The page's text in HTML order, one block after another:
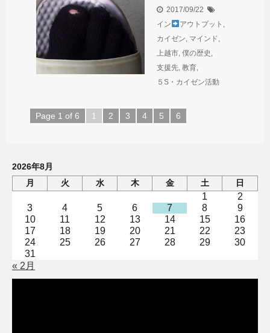
2017/09/22
イン
アウトプット ,
カイゼン, マインド,
上越市, 僕の歴史 ,
支援先, 教育,
５S・カイゼン活動
Page 1 of 6 1 2 3 4 5 6
2026年8月
月
火 水 木 金 土 日
1
2
3
4 5 6 7 8
9
10
11 12 13 14 15
16
17
18 19 20 21 22
23
24
25 26 27 28 29
30
31
« 2月